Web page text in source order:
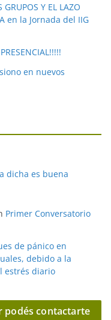
GRUPOS Y EL LAZO
en la Jornada del IIG
en nuevos
dicha es buena
Primer Conversatorio
de pánico en
debido a la
estrés diario
podés contactarte